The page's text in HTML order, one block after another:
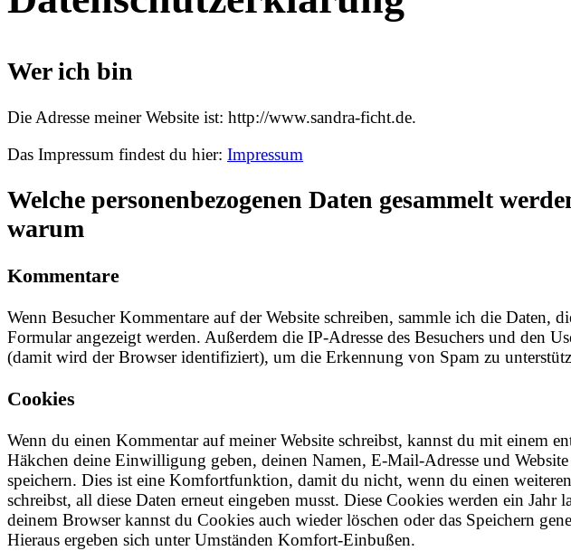
Wer ich bin
Die Adresse meiner Website ist: http://www.sandra-ficht.de.
Das Impressum findest du hier: Impressum
Welche personenbezogenen Daten gesammelt
warum
Kommentare
Wenn Besucher Kommentare auf der Website schreiben, sammle ich die Daten,
Formular angezeigt werden. Außerdem die IP-Adresse des Besuchers und den
(damit wird der Browser identifiziert), um die Erkennung von Spam zu
Cookies
Wenn du einen Kommentar auf meiner Website schreibst, kannst du mit einem
Häkchen deine Einwilligung geben, deinen Namen, E-Mail-Adresse und
speichern. Dies ist eine Komfortfunktion, damit du nicht, wenn du einen
schreibst, all diese Daten erneut eingeben musst. Diese Cookies werden ein Jahr
deinem Browser kannst du Cookies auch wieder löschen oder das Speichern
Hieraus ergeben sich unter Umständen Komfort-Einbußen.